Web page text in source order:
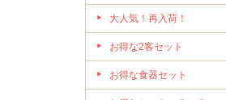
大人気！再入荷！
お得な2客セット
お得な食器セット